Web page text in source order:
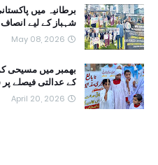
برطانیہ میں
شہباز کے لیے انصاف
May 08, 2026
بھمبر میں مسیحی
کے عدالتی فیصلے
April 20, 2026